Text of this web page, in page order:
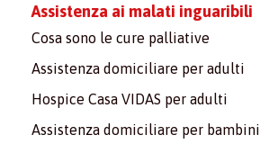
Assistenza ai malati inguaribili
Cosa sono le cure palliative
Assistenza domiciliare per adulti
Hospice Casa VIDAS per adulti
Assistenza domiciliare per bambini